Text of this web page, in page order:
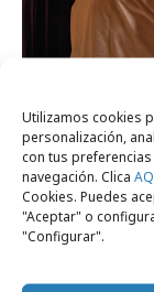
Utilizamos cookies
personalización,
con tus
navegación. Clica
Cookies. Puedes
"Aceptar" o
"Configurar".
domingo, 19 de
La AECC
humana